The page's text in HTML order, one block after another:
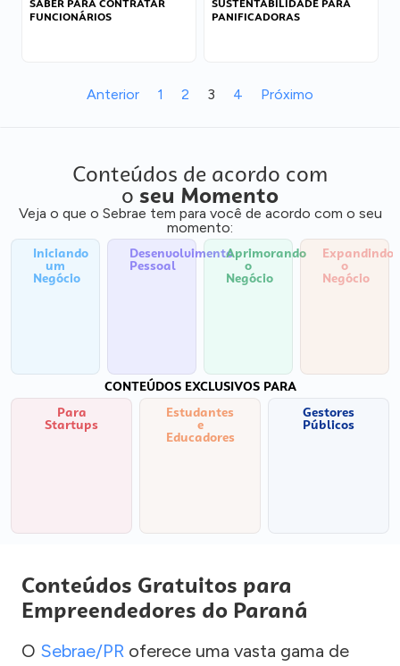
SABER PARA CONTRATAR
FUNCIONÁRIOS
SUSTENTABILIDADE PARA
PANIFICADORAS
Anterior 1 2 3 4 Próximo
Conteúdos de acordo com
o seu Momento
Veja o que o Sebrae tem para você de acordo com o seu
momento:
Iniciando
um
Negócio
Desenvolvimento
Pessoal
Aprimorando
o
Negócio
Expandindo
o
Negócio
CONTEÚDOS EXCLUSIVOS PARA
Para
Startups
Estudantes
e
Educadores
Gestores
Públicos
Conteúdos Gratuitos para
Empreendedores do Paraná
O Sebrae/PR oferece uma vasta gama de